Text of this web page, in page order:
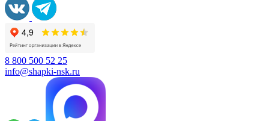
8 800 500 52 25
info@shapki-nsk.ru